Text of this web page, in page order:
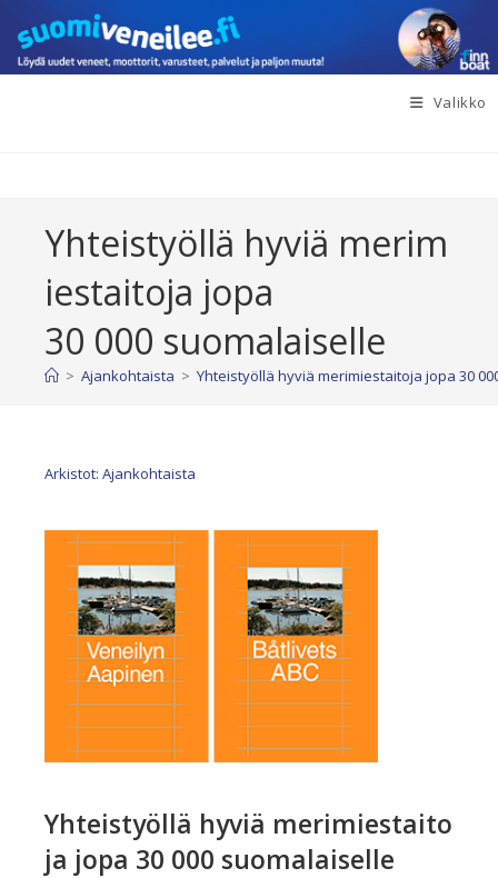
suoraan
sisältöön
Valikko
Yhteistyöllä hyviä merim
iestaitoja jopa
30 000 suomalaiselle
> Ajankohtaista > Yhteistyöllä hyviä merimiestaitoja jopa 30
Arkistot: Ajankohtaista
Yhteistyöllä hyviä merimiestaito
ja jopa 30 000 suomalaiselle